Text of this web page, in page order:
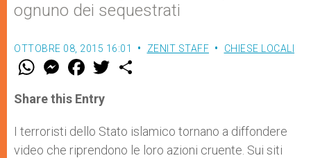
ognuno dei sequestrati
OTTOBRE 08, 2015 16:01 ZENIT STAFF CHIESE LOCALI
W
t
s
p
p
M
e
s
e
g
e
r
F
a
e
b
o
k
w
r
Share this Entry
I terroristi dello Stato islamico tornano a diffondere
video che riprendono le loro azioni cruente. Sui siti